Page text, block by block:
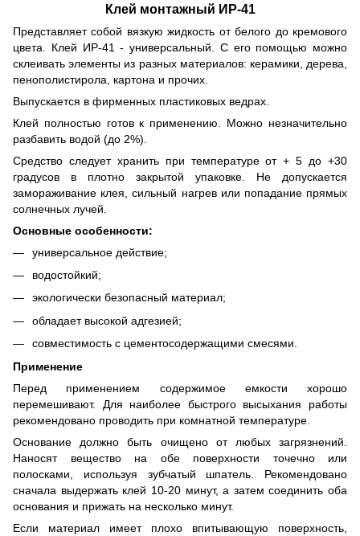
Клей монтажный ИР-41
Представляет собой вязкую жидкость от белого до кремового
цвета. Клей ИР-41 - универсальный. С его помощью можно
склеивать элементы из разных материалов: керамики, дерева,
пенополистирола, картона и прочих.
Выпускается в фирменных пластиковых ведрах.
Клей полностью готов к применению. Можно незначительно
разбавить водой (до 2%).
Средство следует хранить при температуре от + 5 до +30
градусов в плотно закрытой упаковке. Не допускается
замораживание клея, сильный нагрев или попадание прямых
солнечных лучей.
Основные особенности:
универсальное действие;
водостойкий;
экологически безопасный материал;
обладает высокой адгезией;
совместимость с цементосодержащими смесями.
Применение
Перед применением содержимое емкости хорошо
перемешивают. Для наиболее быстрого высыхания работы
рекомендовано проводить при комнатной температуре.
Основание должно быть очищено от любых загрязнений.
Наносят вещество на обе поверхности точечно или
полосками, используя зубчатый шпатель. Рекомендовано
сначала выдержать клей 10-20 минут, а затем соединить оба
основания и прижать на несколько минут.
Если материал имеет плохо впитывающую поверхность,